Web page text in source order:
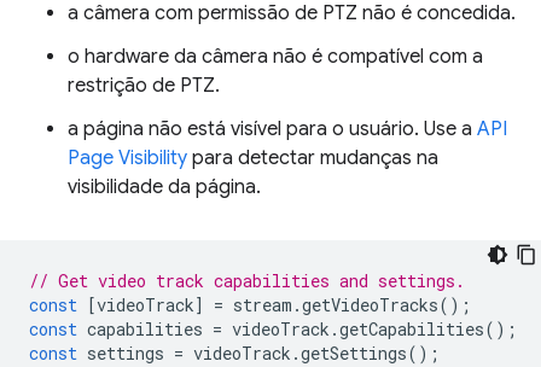
a câmera com permissão de PTZ não é concedida.
o hardware da câmera não é compatível com a
restrição de PTZ.
a página não está visível para o usuário. Use a API
Page Visibility para detectar mudanças na
visibilidade da página.
// Get video track capabilities and settings.
const
[videoTrack] = stream .getVideoTracks();
const capabilities = videoTrack .getCapabilities();
const settings = videoTrack .getSettings();